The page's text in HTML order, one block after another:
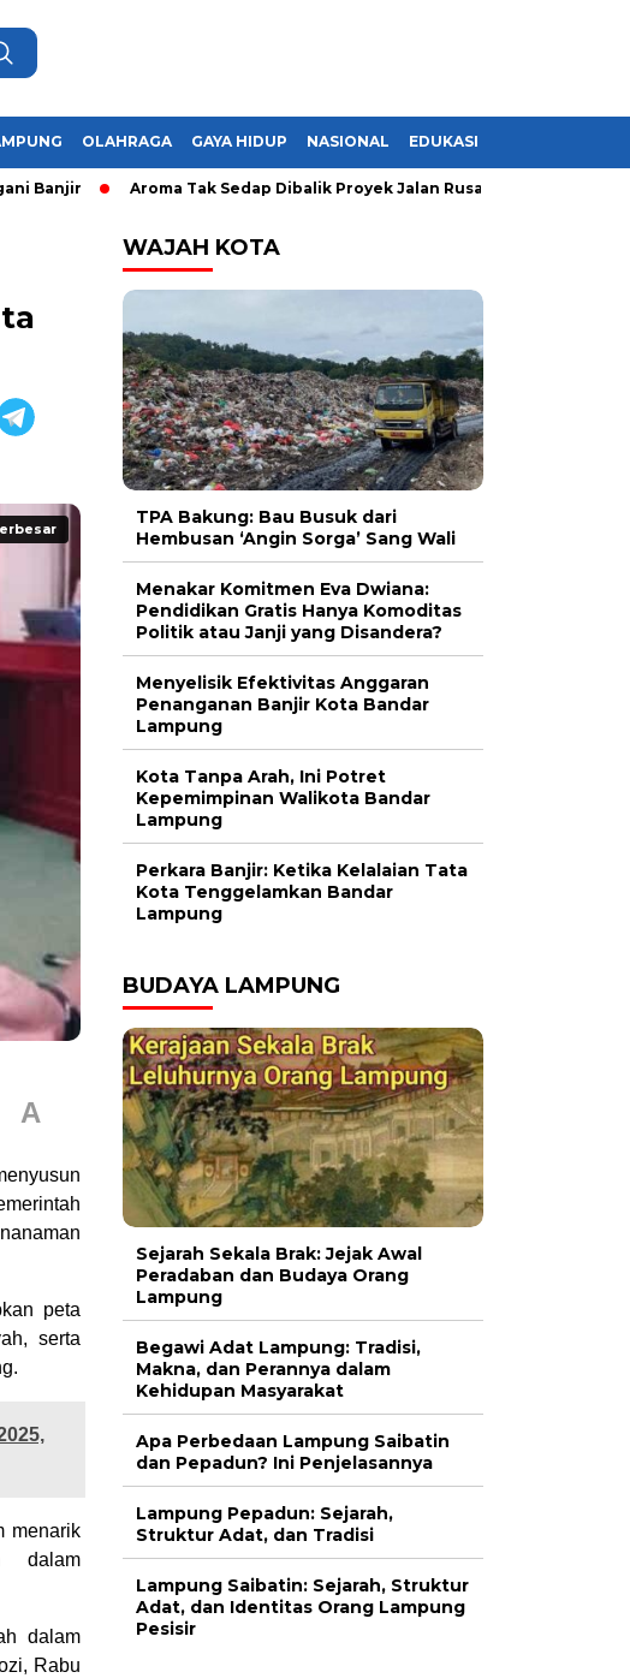
OLAHRAGA GAYA HIDUP NASIONAL EDUKASI
Aroma Tak Sedap Dibalik Proyek Jalan Rusak di Lampung,
A
peta
serta
menarik
dalam
dalam
Rabu
WAJAH KOTA
TPA Bakung: Bau Busuk dari
Hembusan ‘Angin Sorga’ Sang Wali
Menakar Komitmen Eva Dwiana:
Pendidikan Gratis Hanya Komoditas
Politik atau Janji yang Disandera?
Menyelisik Efektivitas Anggaran
Penanganan Banjir Kota Bandar
Lampung
Kota Tanpa Arah, Ini Potret
Kepemimpinan Walikota Bandar
Lampung
Perkara Banjir: Ketika Kelalaian Tata
Kota Tenggelamkan Bandar
Lampung
BUDAYA LAMPUNG
Sejarah Sekala Brak: Jejak Awal
Peradaban dan Budaya Orang
Lampung
Begawi Adat Lampung: Tradisi,
Makna, dan Perannya dalam
Kehidupan Masyarakat
Apa Perbedaan Lampung Saibatin
dan Pepadun? Ini Penjelasannya
Lampung Pepadun: Sejarah,
Struktur Adat, dan Tradisi
Lampung Saibatin: Sejarah, Struktur
Adat, dan Identitas Orang Lampung
Pesisir